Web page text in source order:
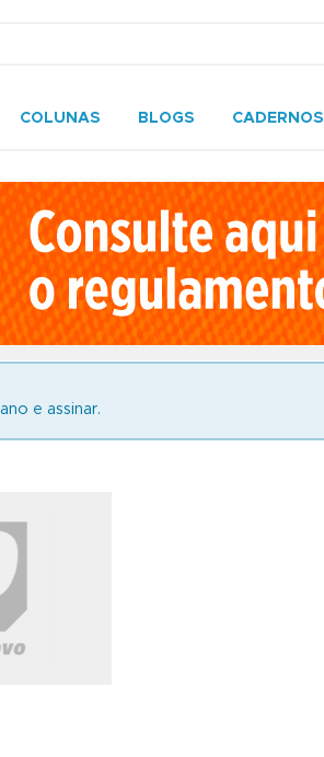
COLUNAS BLOGS CADERNOS
e assinar.